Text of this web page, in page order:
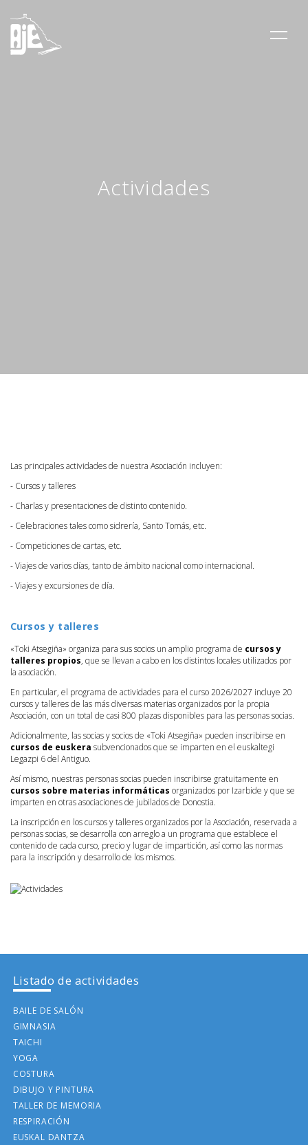
Actividades
Las principales actividades de nuestra Asociación incluyen:
- Cursos y talleres
- Charlas y presentaciones de distinto contenido.
- Celebraciones tales como sidrería, Santo Tomás, etc.
- Competiciones de cartas, etc.
- Viajes de varios días, tanto de ámbito nacional como internacional.
- Viajes y excursiones de día.
Cursos y talleres
«Toki Atsegiña» organiza para sus socios un amplio programa de cursos y
talleres propios, que se llevan a cabo en los distintos locales utilizados por
la asociación.
En particular, el programa de actividades para el curso 2026/2027 incluye 20
cursos y talleres de las más diversas materias organizados por la propia
Asociación, con un total de casi 800 plazas disponibles para las personas socias.
Adicionalmente, las socias y socios de «Toki Atsegiña» pueden inscribirse en
cursos de euskera subvencionados que se imparten en el euskaltegi
Legazpi 6 del Antiguo.
Así mismo, nuestras personas socias pueden inscribirse gratuitamente en
cursos sobre materias informáticas organizados por Izarbide y que se
imparten en otras asociaciones de jubilados de Donostia.
La inscripción en los cursos y talleres organizados por la Asociación, reservada a
personas socias, se desarrolla con arreglo a un programa que establece el
contenido de cada curso, precio y lugar de impartición, así como las normas
para la inscripción y desarrollo de los mismos.
Listado de actividades
BAILE DE SALÓN
GIMNASIA
TAICHI
YOGA
COSTURA
DIBUJO Y PINTURA
TALLER DE MEMORIA
RESPIRACIÓN
EUSKAL DANTZA